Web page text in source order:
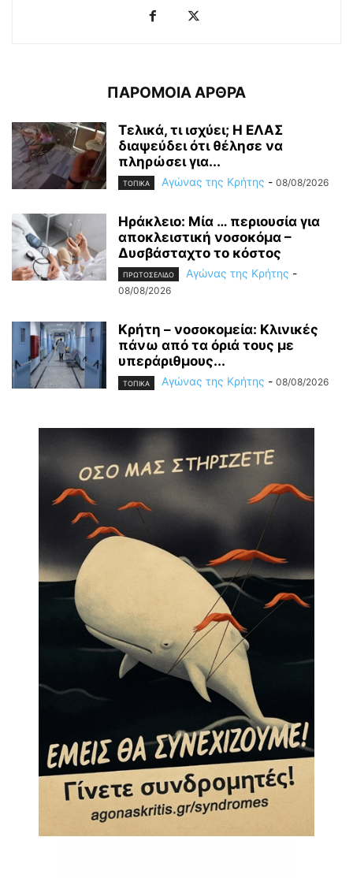
ΠΑΡΟΜΟΙΑ ΑΡΘΡΑ
Τελικά, τι ισχύει; Η ΕΛΑΣ
διαψεύδει ότι θέλησε να
πληρώσει για...
ΤΟΠΙΚΑ Αγώνας της Κρήτης - 08/08/2026
Ηράκλειο: Μία … περιουσία για
αποκλειστική νοσοκόμα –
Δυσβάσταχτο το κόστος
ΠΡΩΤΟΣΕΛΙΔΟ Αγώνας της Κρήτης -
08/08/2026
Κρήτη – νοσοκομεία: Κλινικές
πάνω από τα όριά τους με
υπεράριθμους...
ΤΟΠΙΚΑ Αγώνας της Κρήτης - 08/08/2026